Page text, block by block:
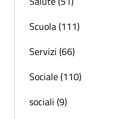
Scuola (111)
Servizi (66)
Sociale (110)
sociali (9)